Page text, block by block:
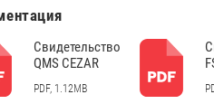
Свидетельство
QMS CEZAR
PDF, 1.12MB